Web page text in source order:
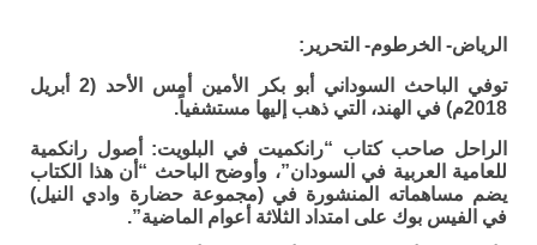
الرياض- الخرطوم- التحرير:
توفي الباحث السوداني أبو بكر الأمين أمس الأحد (2 أبريل
2018م) في الهند، التي ذهب إليها مستشفياً.
الراحل صاحب كتاب “رانكميت في البلويت: أصول رانكمية
للعامية العربية في السودان”، وأوضح الباحث “أن هذا الكتاب
يضم مساهماته المنشورة في (مجموعة حضارة وادي النيل)
في الفيس بوك على امتداد الثلاثة أعوام الماضية”.